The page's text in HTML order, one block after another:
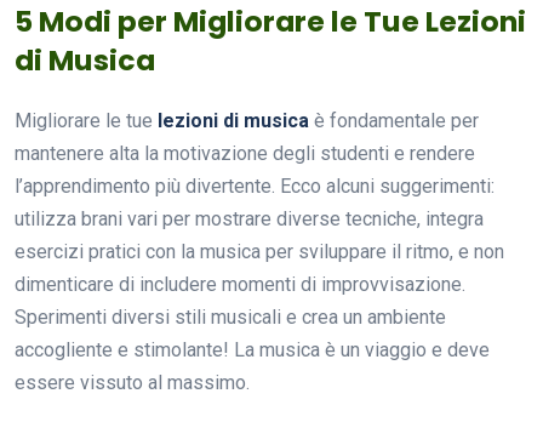
5 Modi per Migliorare le Tue Lezioni
di Musica
Migliorare le tue lezioni di musica è fondamentale per
mantenere alta la motivazione degli studenti e rendere
l’apprendimento più divertente. Ecco alcuni suggerimenti:
utilizza brani vari per mostrare diverse tecniche, integra
esercizi pratici con la musica per sviluppare il ritmo, e non
dimenticare di includere momenti di improvvisazione.
Sperimenti diversi stili musicali e crea un ambiente
accogliente e stimolante! La musica è un viaggio e deve
essere vissuto al massimo.